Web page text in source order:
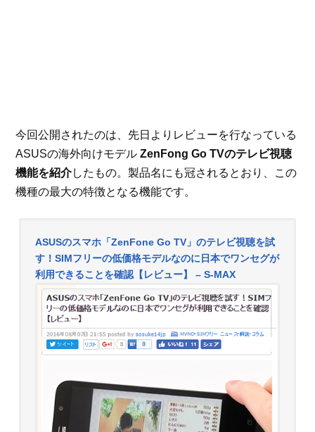
今回公開されたのは、先日よりレビューを行なっている
ASUSの海外向けモデルZenFong Go TVのテレビ視聴
機能を紹介したもの。製品名にも冠されるとおり、この
機種の最大の特徴となる機能です。
ASUSのスマホ「ZenFone Go TV」のテレビ視聴を試
す！SIMフリーの低価格モデルなのに日本でワンセグが
利用できることを確認【レビュー】 – S-MAX